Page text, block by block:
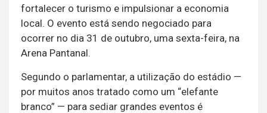
fortalecer o turismo e impulsionar a economia
local. O evento está sendo negociado para
ocorrer no dia 31 de outubro, uma sexta-feira, na
Arena Pantanal.
Segundo o parlamentar, a utilização do estádio —
por muitos anos tratado como um “elefante
branco” — para sediar grandes eventos é